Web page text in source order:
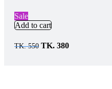
Sale
Add to cart
TK.550 TK. 380